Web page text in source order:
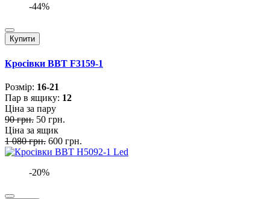
-44%
Купити
Кросівки BBT F3159-1
Розмiр: 16-21
Пар в ящику: 12
Ціна за пару
90 грн. 50 грн.
Ціна за ящик
1 080 грн. 600 грн.
-20%